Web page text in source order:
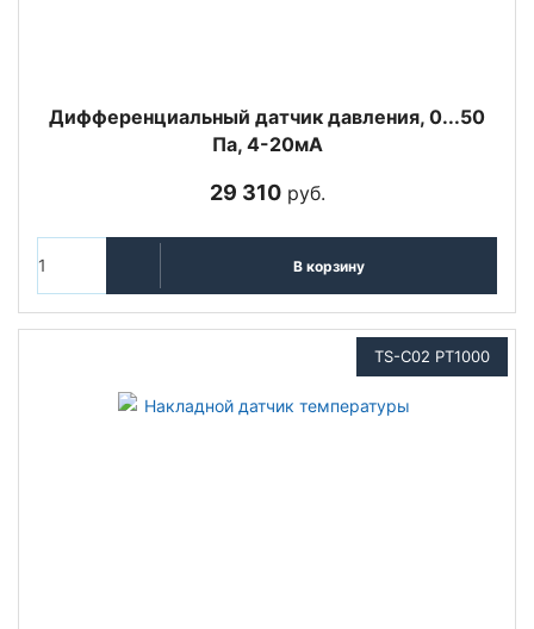
Дифференциальный датчик давления, 0...50
Па, 4-20мА
29 310руб.
В корзину
TS-C02 PT1000